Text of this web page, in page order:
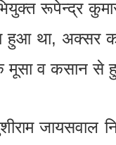
रूपेन्द्र
हुआ था, अक्सर
मूसा व कसान से
जायसवाल